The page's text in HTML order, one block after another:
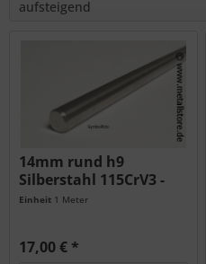
14mm rund h9
Silberstahl 115CrV3 -
geschliffen...
Einheit 1 Meter
17,00 € *